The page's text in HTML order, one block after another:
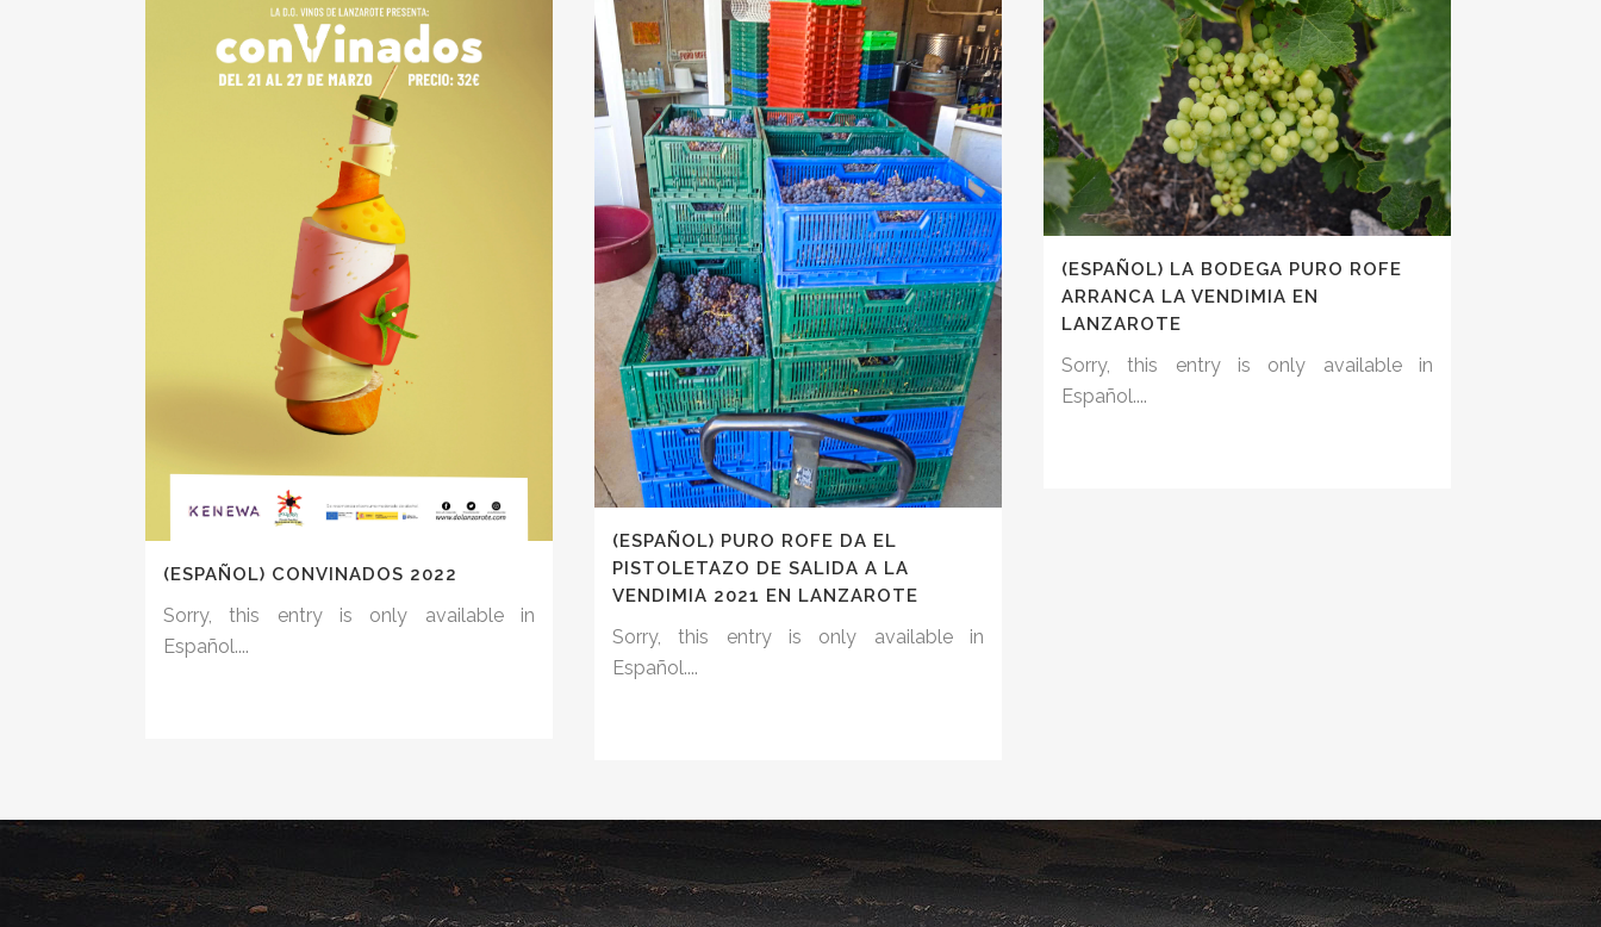
(ESPAÑOL) CONVINADOS 2022
Sorry, this entry is only available in
Español....
(ESPAÑOL) PURO ROFE DA EL
PISTOLETAZO DE SALIDA A LA
VENDIMIA 2021 EN LANZAROTE
Sorry, this entry is only available in
Español....
(ESPAÑOL) LA BODEGA PURO ROFE
ARRANCA LA VENDIMIA EN
LANZAROTE
Sorry, this entry is only available in
Español....